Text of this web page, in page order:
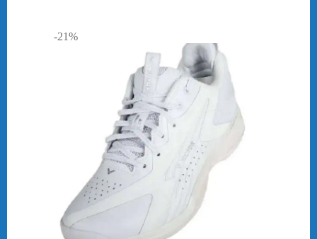
-21%